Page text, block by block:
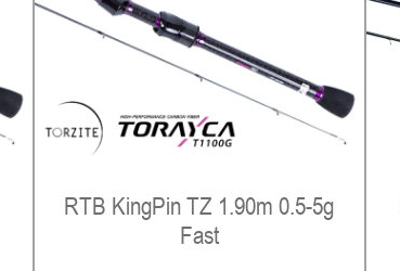
RTB KingPin TZ 1.90m 0.5-5g
Fast